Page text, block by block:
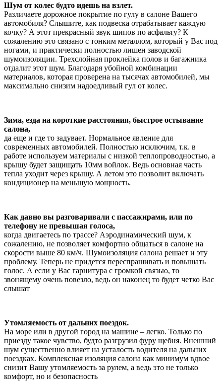
Шум от колес будто идешь на взлет.
Различаете дорожное покрытие по гулу в салоне Вашего
автомобиля? Слышите, как подвеска отрабатывает каждую
кочку? А этот прекрасный звук шипов по асфальту? К
сожалению это связано с тонким металлом, который у Вас под
ногами, и практически полностью лишен заводской
шумоизоляции. Трехслойная проклейка полов и багажника
отдалит этот шум. Благодаря убойной комбинации
материалов, которая проверена на тысячах автомобилей, мы
максимально снизим надоедливый гул от колес.
Зима, езда на короткие расстояния, быстрое остывание
салона,
да еще и где то задувает. Нормальное явление для
современных автомобилей. Полностью исключим, т.к. в
работе используем материалы с низкой теплопроводностью, а
крышу будет защищать 10мм войлок. Ведь основная часть
тепла уходит через крышу. А летом это позволит включать
кондиционер на меньшую мощность.
Как давно вы разговаривали с пассажирами, или по
телефону не превышая голоса,
когда двигаетесь по трассе? Аэродинамический шум, к
сожалению, не позволяет комфортно общаться в салоне на
скорости выше 80 км/ч. Шумоизоляция салона решает и эту
проблему. Теперь не придется переспрашивать и повышать
голос. А если у Вас гарнитура с громкой связью, то
звонящему очень повезло, ведь он наконец то будет четко Вас
слышат
Утомляемость от дальних поездок.
На море или в другой город на машине – легко. Только по
приезду такое чувство, будто разгрузил фуру щебня. Внешний
шум существенно влияет на усталость водителя на дальних
поездках. Комплексная изоляция салона как минимум вдвое
снизит Вашу утомляемость за рулем, а ведь это не только
комфорт, но и безопасность